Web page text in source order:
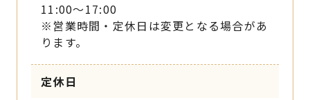
11:00～17:00
※営業時間・定休日は変更となる場合があ
ります。
定休日